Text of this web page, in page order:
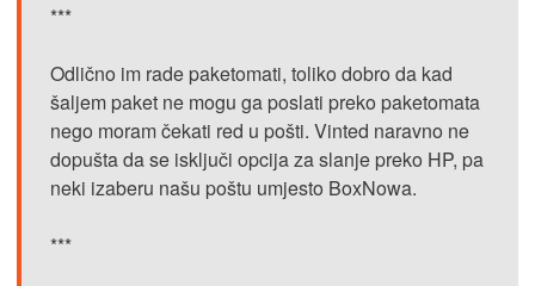
***
Odlično im rade paketomati, toliko dobro da kad
šaljem paket ne mogu ga poslati preko paketomata
nego moram čekati red u pošti. Vinted naravno ne
dopušta da se isključi opcija za slanje preko HP, pa
neki izaberu našu poštu umjesto BoxNowa.
***